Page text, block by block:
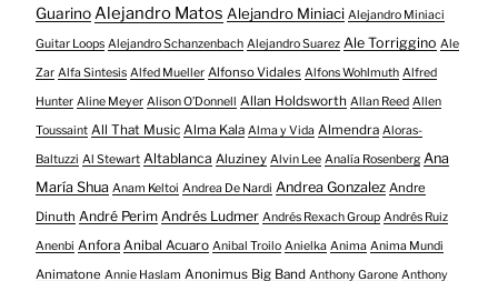
GuarinoAlejandro Matos Alejandro Miniaci Alejandro Miniaci
Guitar Loops Alejandro Schanzenbach Alejandro Suarez Ale Torriggino Ale
Zar Alfa Sintesis Alfed Mueller Alfonso Vidales Alfons Wohlmuth Alfred
Hunter Aline Meyer Alison O​’​Donnell Allan Holdsworth Allan Reed Allen
Toussaint All That Music Alma Kala Alma y Vida Almendra Aloras-
Baltuzzi Al Stewart Altablanca Aluziney Alvin Lee Analía Rosenberg Ana
María Shua Anam Keltoi Andrea De Nardi Andrea Gonzalez Andre
Dinuth André Perim Andrés Ludmer Andrés Rexach Group Andrés Ruiz
Anenbi Anfora Anibal Acuaro Anibal Troilo Anielka Anima Anima Mundi
Animatone Annie Haslam Anonimus Big Band Anthony Garone Anthony